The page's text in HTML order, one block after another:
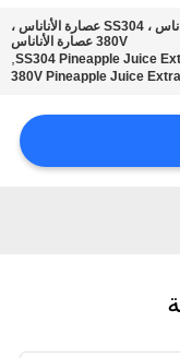
آلة استخراج عصير الأناناس ، SS304 عصارة الأناناس ،
380V عصارة الأناناس
SS304 Pineapple Juice
,
380V Pineapple Juice